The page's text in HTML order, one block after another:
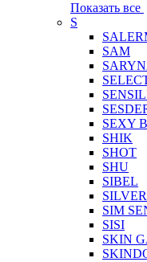
Показать все
S
SAM
SEXY
SHIK
SHOT
SHU
SIBEL
SIM
SISI
SKIN